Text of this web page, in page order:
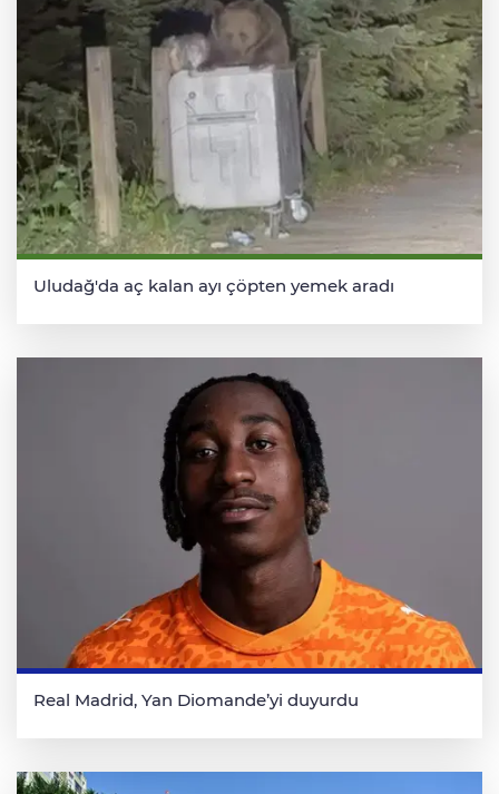
Uludağ'da aç kalan ayı çöpten yemek aradı
Real Madrid, Yan Diomande’yi duyurdu